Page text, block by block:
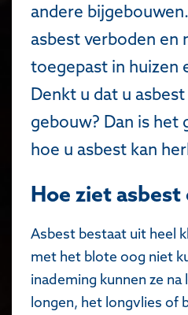
andere
asbest verboden en
toegepast in huizen
Denkt u dat u
gebouw? Dan is het
hoe u asbest kan
Hoe ziet asbest
Asbest bestaat uit heel
met het blote oog niet
inademing kunnen ze
longen, het longvlies of